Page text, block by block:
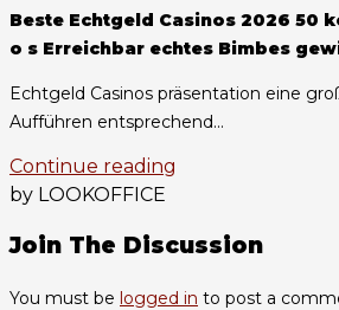
Beste Echtgeld Casinos 2026 50
o s Erreichbar echtes Bimbes
Echtgeld Casinos präsentation eine
Aufführen entsprechend...
Continue reading
by LOOKOFFICE
Join The Discussion
You must be logged in to post a